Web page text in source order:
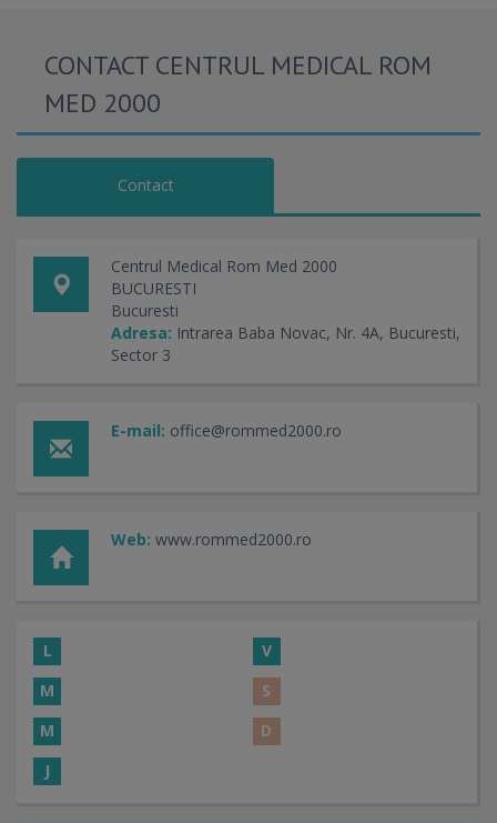
CONTACT CENTRUL MEDICAL ROM
MED 2000
Contact
Centrul Medical Rom Med 2000
BUCURESTI
Bucuresti
Adresa: Intrarea Baba Novac, Nr. 4A, Bucuresti,
Sector 3
E-mail: office@rommed2000.ro
Web: www.rommed2000.ro
L
V
M
S
M
D
J